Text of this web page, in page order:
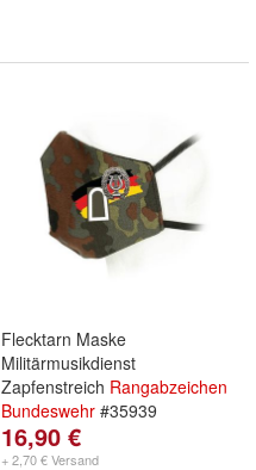
Flecktarn Maske
Militärmusikdienst
Zapfenstreich Rangabzeichen
Bundeswehr #35939
16,90 €
+ 2,70 € Versand